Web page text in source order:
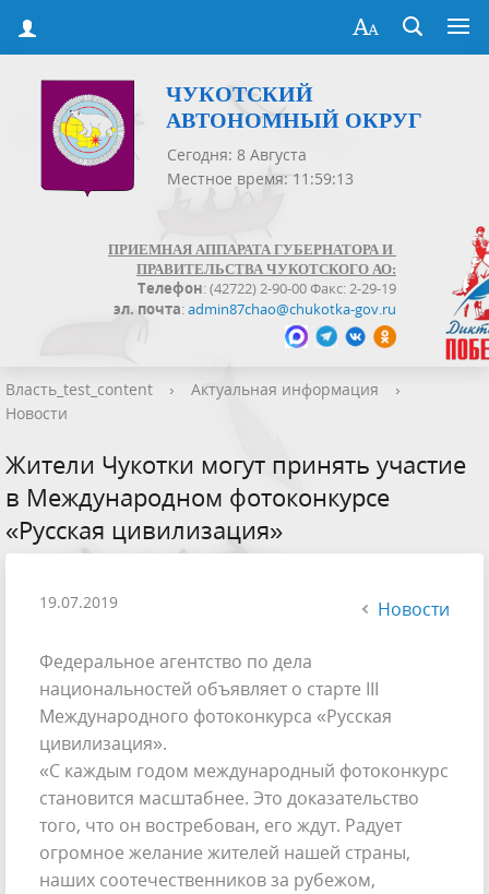
ЧУКОТСКИЙ
АВТОНОМНЫЙ ОКРУГ
Сегодня: 8 Августа
Местное время: 11:59:13
ПРИЕМНАЯ АППАРАТА ГУБЕРНАТОРА И
ПРАВИТЕЛЬСТВА ЧУКОТСКОГО АО:
Телефон: (42722) 2-90-00 Факс: 2-29-19
эл. почта:admin87chao@chukotka-gov.ru
Власть_test_content › Актуальная информация
›
Новости
Жители Чукотки могут принять участие
в Международном фотоконкурсе
«Русская цивилизация»
19.07.2019 Новости
Федеральное агентство по дела
национальностей объявляет о старте III
Международного фотоконкурса «Русская
цивилизация».
«С каждым годом международный фотоконкурс
становится масштабнее. Это доказательство
того, что он востребован, его ждут. Радует
огромное желание жителей нашей страны,
наших соотечественников за рубежом,